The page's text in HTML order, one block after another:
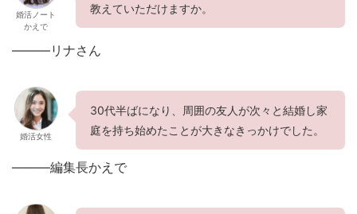
婚活ノート
かえで
教えていただけますか。
———リナさん
婚活女性
30代半ばになり、周囲の友人が次々と結婚し家
庭を持ち始めたことが大きなきっかけでした。
———編集長かえで